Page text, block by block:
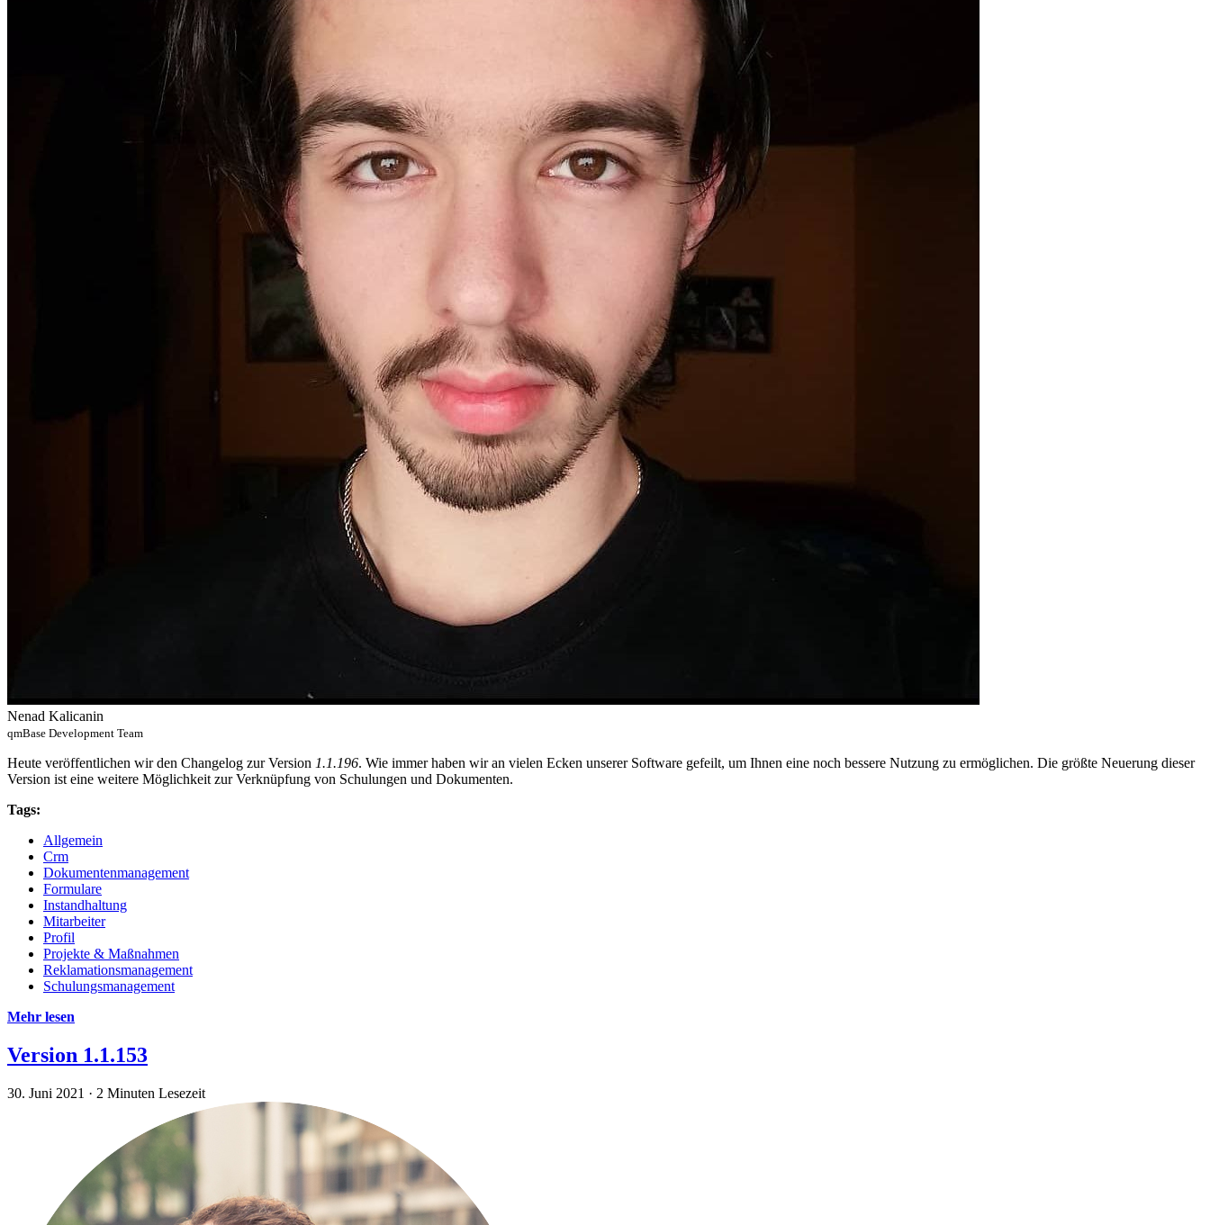
Nenad Kalicanin
qmBase Development Team
Heute veröffentlichen wir den Changelog zur Version 1.1.196. Wie immer haben wir an vielen Ecken unserer Software gefeilt, um Ihnen eine noch bessere Nutzung zu ermöglichen. Die größte Neuerung dieser
Version ist eine weitere Möglichkeit zur Verknüpfung von Schulungen und Dokumenten.
Tags:
Allgemein
Crm
Dokumentenmanagement
Formulare
Instandhaltung
Mitarbeiter
Profil
Projekte & Maßnahmen
Reklamationsmanagement
Schulungsmanagement
Mehr lesen
Version 1.1.153
30. Juni 2021 · 2 Minuten Lesezeit